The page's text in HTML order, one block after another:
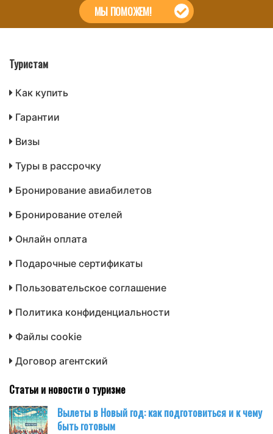
МЫ ПОМОЖЕМ!
Туристам
Как купить
Гарантии
Визы
Туры в рассрочку
Бронирование авиабилетов
Бронирование отелей
Онлайн оплата
Подарочные сертификаты
Пользовательское соглашение
Политика конфиденциальности
Файлы cookie
Договор агентский
Статьи и новости о туризме
Вылеты в Новый год: как подготовиться и к чему
быть готовым